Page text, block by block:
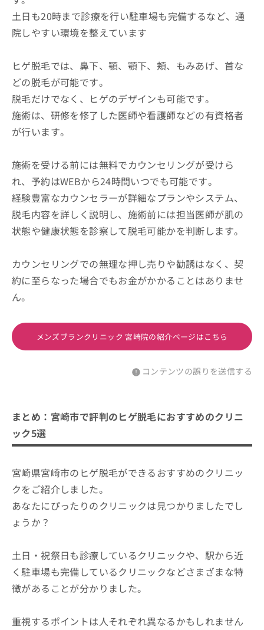
土日も20時まで診療を行い駐車場も完備するなど、通
院しやすい環境を整えています
ヒゲ脱毛では、鼻下、顎、顎下、頬、もみあげ、首な
どの脱毛が可能です。
脱毛だけでなく、ヒゲのデザインも可能です。
施術は、研修を修了した医師や看護師などの有資格者
が行います。
施術を受ける前には無料でカウンセリングが受けら
れ、予約はWEBから24時間いつでも可能です。
経験豊富なカウンセラーが詳細なプランやシステム、
脱毛内容を詳しく説明し、施術前には担当医師が肌の
状態や健康状態を診察して脱毛可能かを判断します。
カウンセリングでの無理な押し売りや勧誘はなく、契
約に至らなった場合でもお金がかかることはありませ
ん。
メンズブランクリニック 宮崎院の紹介ページはこちら
コンテンツの誤りを送信する
まとめ：宮崎市で評判のヒゲ脱毛におすすめのクリニ
ック5選
宮崎県宮崎市のヒゲ脱毛ができるおすすめのクリニッ
クをご紹介しました。
あなたにぴったりのクリニックは見つかりましたでし
ょうか？
土日・祝祭日も診療しているクリニックや、駅から近
く駐車場も完備しているクリニックなどさまざまな特
徴があることが分かりました。
重視するポイントは人それぞれ異なるかもしれません